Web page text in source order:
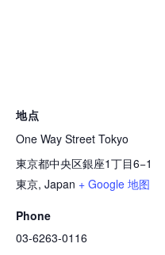
地点
One Way Street Tokyo
東京都中央区銀座1丁目6−1
東京, Japan + Google 地图
Phone
03-6263-0116